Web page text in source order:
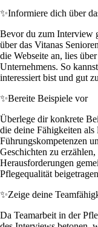
✨Informiere dich über
Bevor du zum Interview
über das Vitanas
die Webseite an, lies
Unternehmens. So
interessiert bist und gut
✨Bereite Beispiele vor
Überlege dir konkrete
die deine Fähigkeiten
Führungskompetenzen
Geschichten zu
Herausforderungen
Pflegequalität
✨Zeige deine
Da Teamarbeit in der